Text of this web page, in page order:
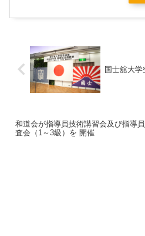
国士舘大
和道会が指導員技術講習会及び指導
査会（1～3級）を 開催